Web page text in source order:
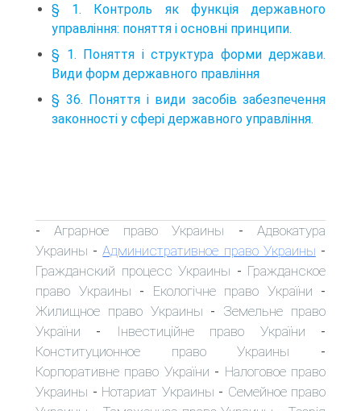
§ 1. Контроль як функція державного
управління: поняття і основні принципи.
§ 1. Поняття і структура форми держави.
Види форм державного правління
§ 36. Поняття і види засобів забезпечення
законності у сфері державного управління.
-Аграрное право Украины -Адвокатура
Украины -Административное право Украины -
Гражданский процесс Украины - Гражданское
право Украины - Екологічне право України -
Жилищное право Украины - Земельне право
України - Інвестиційне право України -
Конституционное право Украины -
Корпоративне право України - Налоговое право
Украины - Нотариат Украины - Семейное право